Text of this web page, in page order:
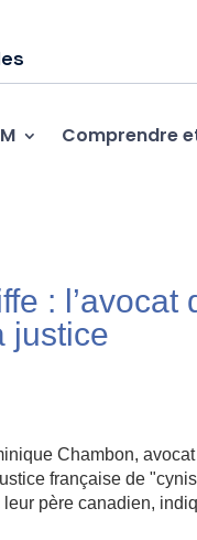
Comprendre
:
justice
Chambon,
française de
père canadien,